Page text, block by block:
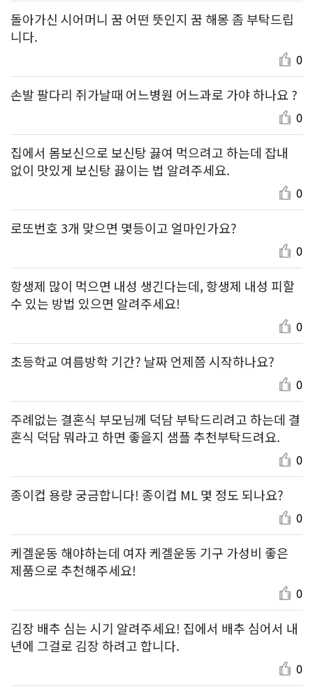
돌아가신 시어머니 꿈 어떤 뜻인지 꿈 해몽 좀 부탁드립
니다.
0
손발 팔다리 쥐가날때 어느병원 어느과로 가야 하나요 ?
0
집에서 몸보신으로 보신탕 끓여 먹으려고 하는데 잡내
없이 맛있게 보신탕 끓이는 법 알려주세요.
0
로또번호 3개 맞으면 몇등이고 얼마인가요?
0
항생제 많이 먹으면 내성 생긴다는데, 항생제 내성 피할
수 있는 방법 있으면 알려주세요!
0
초등학교 여름방학 기간? 날짜 언제쯤 시작하나요?
0
주례없는 결혼식 부모님께 덕담 부탁드리려고 하는데 결
혼식 덕담 뭐라고 하면 좋을지 샘플 추천부탁드려요.
0
종이컵 용량 궁금합니다! 종이컵 ML 몇 정도 되나요?
0
케겔운동 해야하는데 여자 케겔운동 기구 가성비 좋은
제품으로 추천해주세요!
0
김장 배추 심는 시기 알려주세요! 집에서 배추 심어서 내
년에 그걸로 김장 하려고 합니다.
0